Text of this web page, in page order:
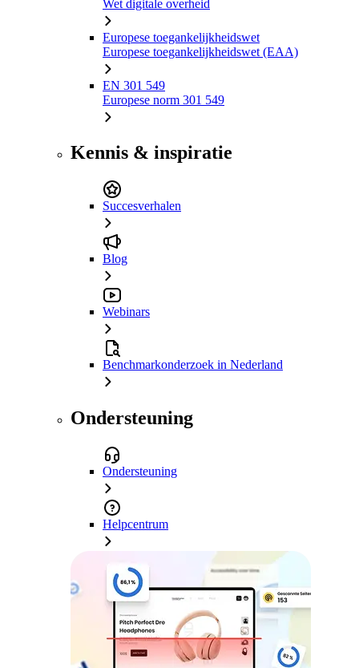
Wet digitale overheid
Europese toegankelijkheidswet
Europese toegankelijkheidswet (EAA)
EN 301 549
Europese norm 301 549
Kennis & inspiratie
Succesverhalen
Blog
Webinars
Benchmarkonderzoek in Nederland
Ondersteuning
Ondersteuning
Helpcentrum